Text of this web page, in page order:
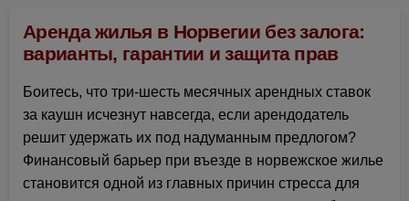
Аренда жилья в Норвегии без залога:
варианты, гарантии и защита прав
Боитесь, что три-шесть месячных арендных ставок
за каушн исчезнут навсегда, если арендодатель
решит удержать их под надуманным предлогом?
Финансовый барьер при въезде в норвежское жилье
становится одной из главных причин стресса для